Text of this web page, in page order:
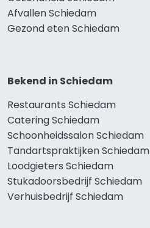
Afvallen Schiedam
Gezond eten Schiedam
Bekend in Schiedam
Restaurants Schiedam
Catering Schiedam
Schoonheidssalon Schiedam
Tandartspraktijken Schiedam
Loodgieters Schiedam
Stukadoorsbedrijf Schiedam
Verhuisbedrijf Schiedam